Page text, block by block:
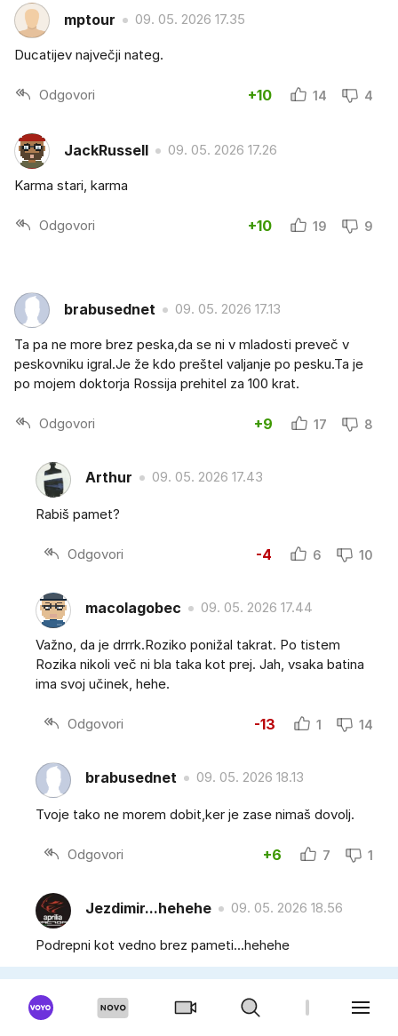
mptour 09. 05. 2026 17.35
Ducatijev največji nateg.
Odgovori +10 14 4
JackRussell 09. 05. 2026 17.26
Karma stari, karma
Odgovori +10 19 9
brabusednet 09. 05. 2026 17.13
Ta pa ne more brez peska,da se ni v mladosti preveč v
peskovniku igral.Je že kdo preštel valjanje po pesku.Ta je
po mojem doktorja Rossija prehitel za 100 krat.
Odgovori +9 17 8
Arthur 09. 05. 2026 17.43
Rabiš pamet?
Odgovori -4 6 10
macolagobec 09. 05. 2026 17.44
Važno, da je drrrk.Roziko ponižal takrat. Po tistem
Rozika nikoli več ni bla taka kot prej. Jah, vsaka batina
ima svoj učinek, hehe.
Odgovori -13 1 14
brabusednet 09. 05. 2026 18.13
Tvoje tako ne morem dobit,ker je zase nimaš dovolj.
Odgovori +6 7 1
Jezdimir...hehehe 09. 05. 2026 18.56
Podrepni kot vedno brez pameti...hehehe